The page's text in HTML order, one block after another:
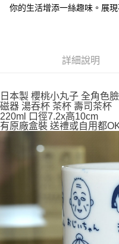
台灣樂天信用卡公司
付款後全家取貨
每筆NT$65，滿NT$999(含以
7-11取貨付款
每筆NT$65，滿NT$999(含
付款後7-11取貨
每筆NT$65，滿NT$999(含
每筆NT$100，滿NT$999(含
你的生活增添一絲趣味。展
詳細說明
日本製 櫻桃小丸子 全角色
磁器 湯吞杯 茶杯 壽司茶杯
220ml 口徑7.2x高10cm
有原廠盒裝 送禮或自用都